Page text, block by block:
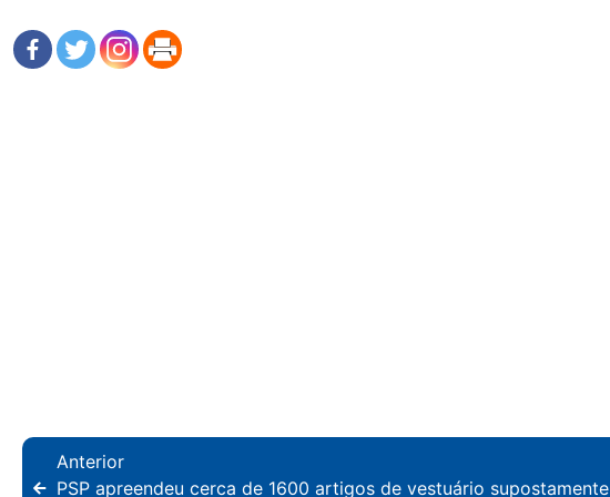
Anterior
PSP apreendeu cerca de 1600 artigos de vestuário supostamente